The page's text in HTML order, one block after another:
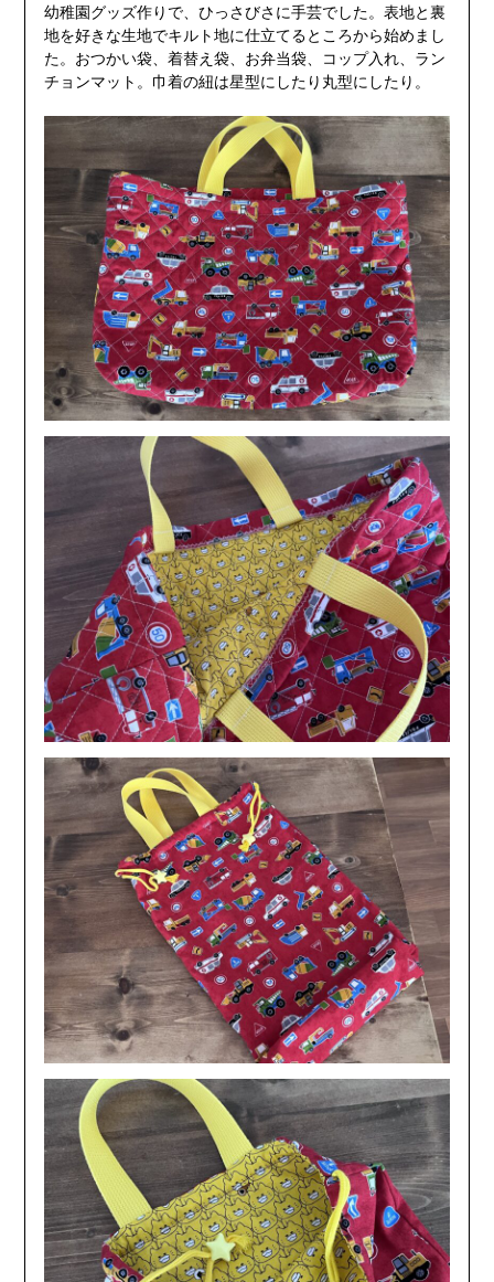
幼稚園グッズ作りで、ひっさびさに手芸でした。表地と裏
地を好きな生地でキルト地に仕立てるところから始めまし
た。おつかい袋、着替え袋、お弁当袋、コップ入れ、ラン
チョンマット。巾着の紐は星型にしたり丸型にしたり。